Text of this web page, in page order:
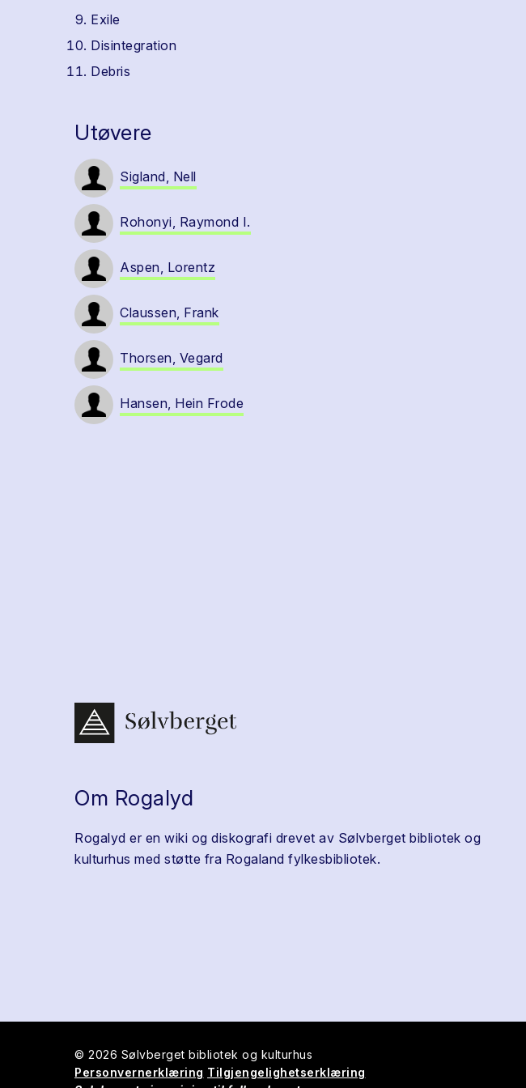
Exile
Disintegration
Debris
Utøvere
Sigland, Nell
Rohonyi, Raymond I.
Aspen, Lorentz
Claussen, Frank
Thorsen, Vegard
Hansen, Hein Frode
Om Rogalyd
Rogalyd er en wiki og diskografi drevet av Sølvberget bibliotek og
kulturhus med støtte fra Rogaland fylkesbibliotek.
© 2026 Sølvberget bibliotek og kulturhus
Personvernerklæring Tilgjengelighetserklæring